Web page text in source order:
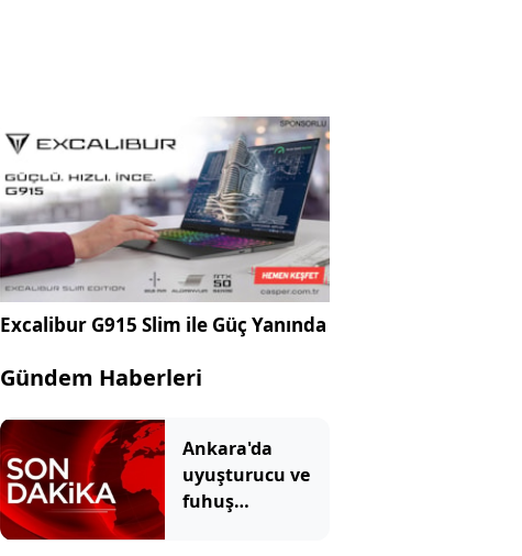
Excalibur G915 Slim ile Güç Yanında
Gündem Haberleri
Ankara'da
uyuşturucu ve
fuhuş